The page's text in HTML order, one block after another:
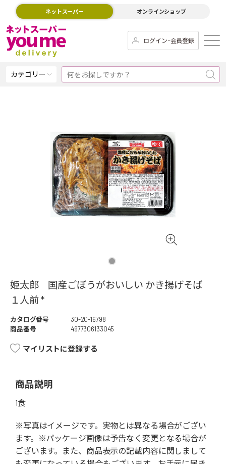
ネットスーパー オンラインショップ
ログイン･会員登録
カテゴリー
姫太郎 国産ごぼうがおいしい かき揚げそば
１人前 *
カタログ番号
30-20-16798
商品番号
4977306133045
マイリストに登録する
商品説明
1食
※写真はイメージです。実物とは異なる場合がござい
ます。※パッケージ画像は予告なく変更となる場合が
ございます。また、商品表示の記載内容に関しまして